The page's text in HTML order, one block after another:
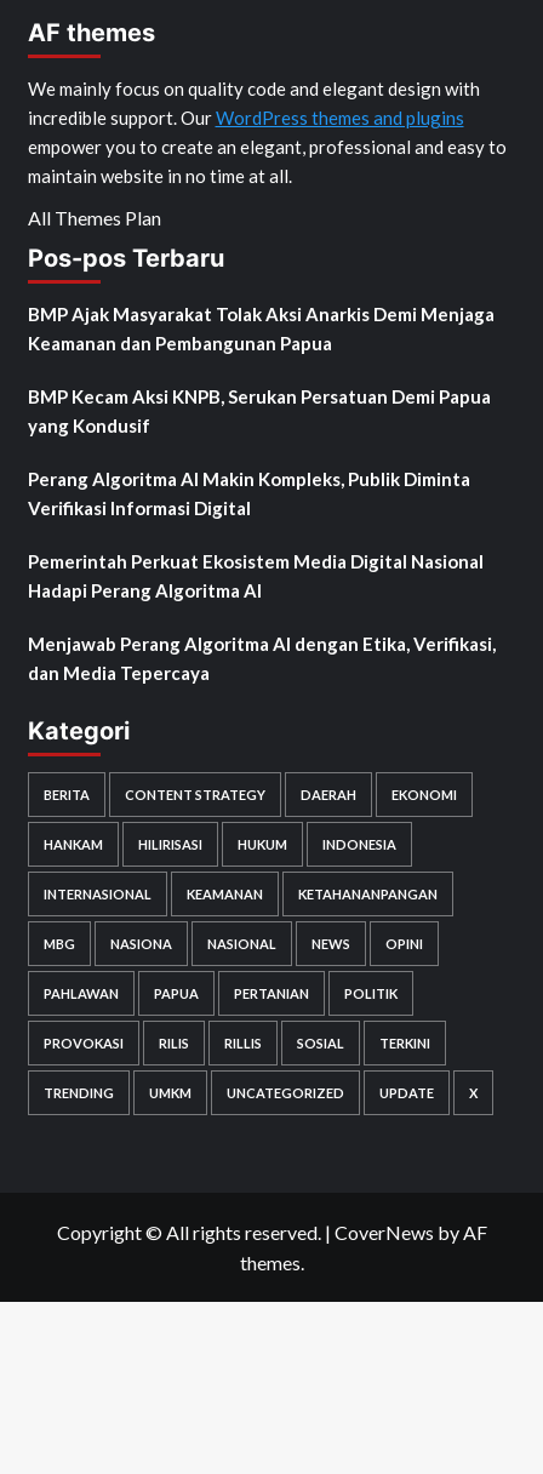
AF themes
We mainly focus on quality code and elegant design with
incredible support. OurWordPress themes and plugins
empower you to create an elegant, professional and easy to
maintain website in no time at all.
All Themes Plan
Pos-pos Terbaru
BMP Ajak Masyarakat Tolak Aksi Anarkis Demi Menjaga
Keamanan dan Pembangunan Papua
BMP Kecam Aksi KNPB, Serukan Persatuan Demi Papua
yang Kondusif
Perang Algoritma AI Makin Kompleks, Publik Diminta
Verifikasi Informasi Digital
Pemerintah Perkuat Ekosistem Media Digital Nasional
Hadapi Perang Algoritma AI
Menjawab Perang Algoritma AI dengan Etika, Verifikasi,
dan Media Tepercaya
Kategori
BERITA CONTENT STRATEGY DAERAH EKONOMI
HANKAM HILIRISASI HUKUM INDONESIA
INTERNASIONAL KEAMANAN KETAHANANPANGAN
MBG NASIONA NASIONAL NEWS OPINI
PAHLAWAN PAPUA PERTANIAN POLITIK
PROVOKASI RILIS RILLIS SOSIAL TERKINI
TRENDING UMKM UNCATEGORIZED UPDATE X
Copyright © All rights reserved. | CoverNews by AF
themes.